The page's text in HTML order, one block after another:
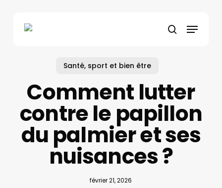
search
Menu
Santé, sport et bien être
Comment lutter
contre le papillon
du palmier et ses
nuisances ?
février 21, 2026